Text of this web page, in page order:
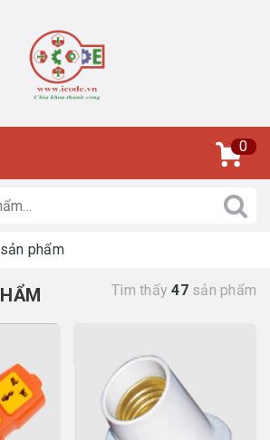
0
phẩm
Tìm thấy47sản phẩm